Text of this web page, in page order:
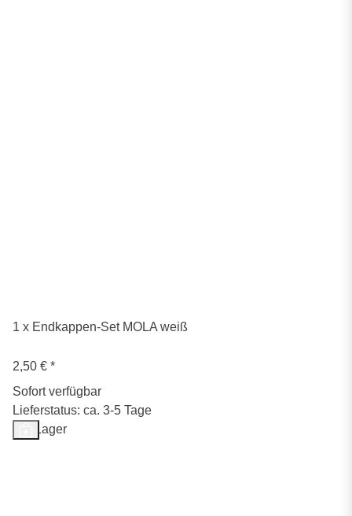
1 x Endkappen-Set MOLA weiß
2,50 € *
Sofort verfügbar
Lieferstatus: ca. 3-5 Tage
Auf Lager